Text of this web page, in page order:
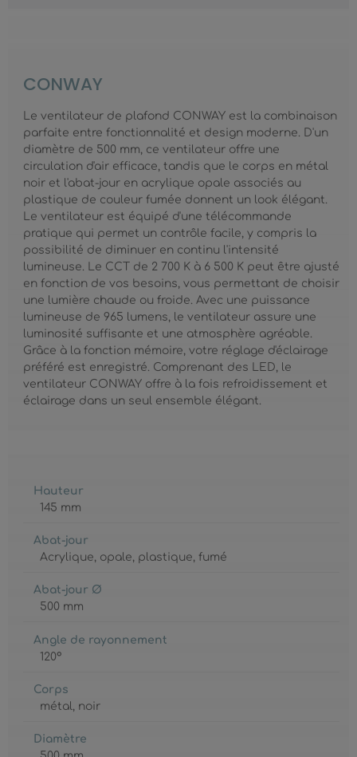
CONWAY
Le ventilateur de plafond CONWAY est la combinaison
parfaite entre fonctionnalité et design moderne. D'un
diamètre de 500 mm, ce ventilateur offre une
circulation d'air efficace, tandis que le corps en métal
noir et l'abat-jour en acrylique opale associés au
plastique de couleur fumée donnent un look élégant.
Le ventilateur est équipé d'une télécommande
pratique qui permet un contrôle facile, y compris la
possibilité de diminuer en continu l'intensité
lumineuse. Le CCT de 2 700 K à 6 500 K peut être ajusté
en fonction de vos besoins, vous permettant de choisir
une lumière chaude ou froide. Avec une puissance
lumineuse de 965 lumens, le ventilateur assure une
luminosité suffisante et une atmosphère agréable.
Grâce à la fonction mémoire, votre réglage d'éclairage
préféré est enregistré. Comprenant des LED, le
ventilateur CONWAY offre à la fois refroidissement et
éclairage dans un seul ensemble élégant.
Hauteur
145 mm
Abat-jour
Acrylique, opale, plastique, fumé
Abat-jour Ø
500 mm
Angle de rayonnement
120°
Corps
métal , noir
Diamètre